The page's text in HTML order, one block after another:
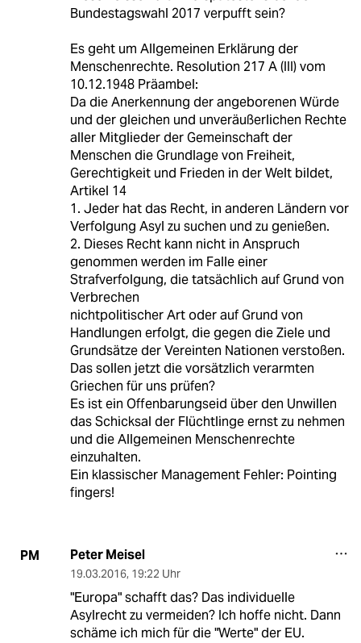
Bundestagswahl 2017 verpufft sein?
Es geht um Allgemeinen Erklärung der
Menschenrechte. Resolution 217 A (III) vom
10.12.1948 Präambel:
Da die Anerkennung der angeborenen Würde
und der gleichen und unveräußerlichen Rechte
aller Mitglieder der Gemeinschaft der
Menschen die Grundlage von Freiheit,
Gerechtigkeit und Frieden in der Welt bildet,
Artikel 14
1. Jeder hat das Recht, in anderen Ländern vor
Verfolgung Asyl zu suchen und zu genießen.
2. Dieses Recht kann nicht in Anspruch
genommen werden im Falle einer
Strafverfolgung, die tatsächlich auf Grund von
Verbrechen
nichtpolitischer Art oder auf Grund von
Handlungen erfolgt, die gegen die Ziele und
Grundsätze der Vereinten Nationen verstoßen.
Das sollen jetzt die vorsätzlich verarmten
Griechen für uns prüfen?
Es ist ein Offenbarungseid über den Unwillen
das Schicksal der Flüchtlinge ernst zu nehmen
und die Allgemeinen Menschenrechte
einzuhalten.
Ein klassischer Management Fehler: Pointing
fingers!
PM Peter Meisel
19.03.2016, 19:22 Uhr
"Europa" schafft das? Das individuelle
Asylrecht zu vermeiden? Ich hoffe nicht. Dann
schäme ich mich für die "Werte" der EU.